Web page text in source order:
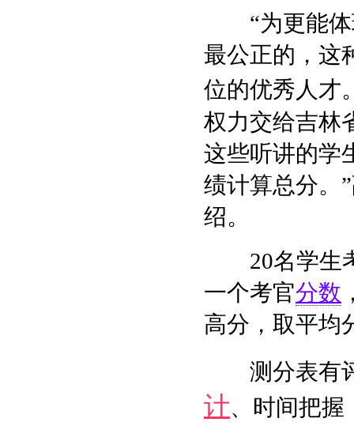
“为更能体
最公正的，这
位的优秀人才
权力交给吉林
这些听讲的学
绩计算总分。
绍。
20名学生考
一个考官分数
高分，取平均
测分表有
计、时间把握